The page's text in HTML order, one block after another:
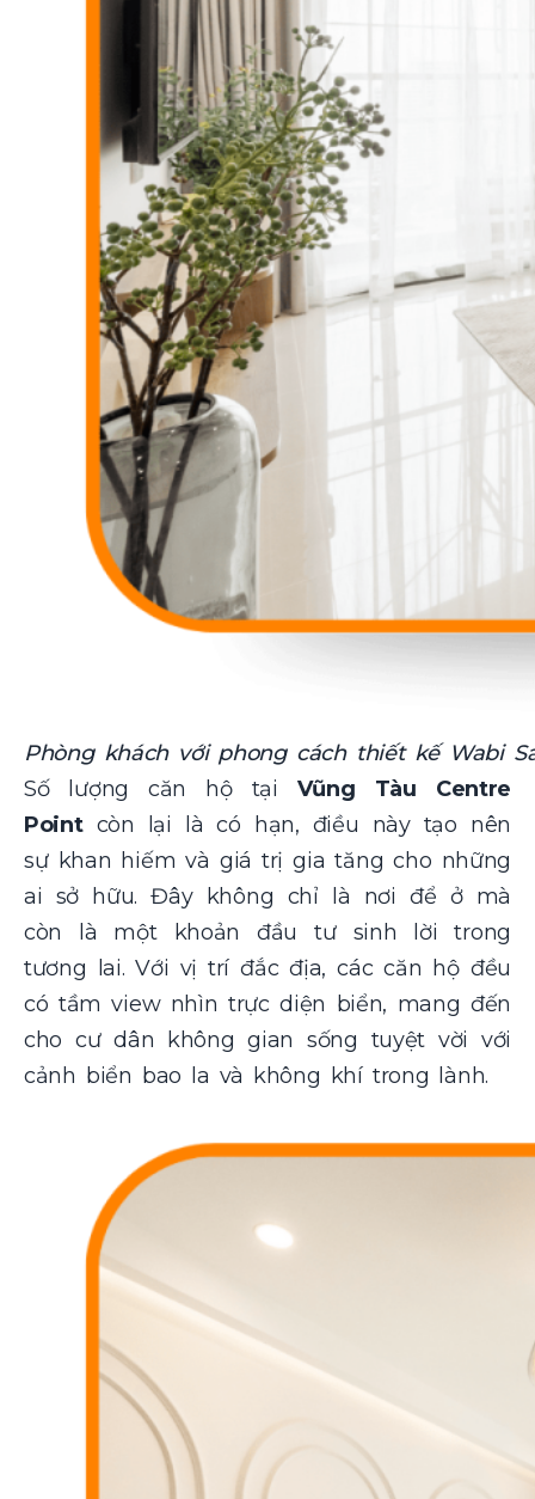
Phòng khách với phong cách thiết kế Wabi
Số lượng căn hộ tại Vũng Tàu Centre
Pointcòn lại là có hạn, điều này tạo nên
sự khan hiếm và giá trị gia tăng cho những
ai sở hữu. Đây không chỉ là nơi để ở mà
còn là một khoản đầu tư sinh lời trong
tương lai. Với vị trí đắc địa, các căn hộ đều
có tầm view nhìn trực diện biển, mang đến
cho cư dân không gian sống tuyệt vời với
cảnh biển bao la và không khí trong lành.